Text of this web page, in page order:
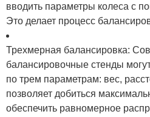
вводить параметры колеса с
Это делает процесс
Трехмерная балансировка:
балансировочные стенды
по трем параметрам: вес,
позволяет добиться
обеспечить равномерное